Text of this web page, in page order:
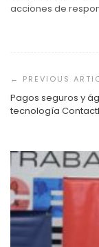
acciones de
de
entradas
Pagos seguros y
tecnología